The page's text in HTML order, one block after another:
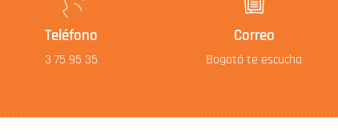
Teléfono
3 75 95 35
Correo
Bogotá te escucha